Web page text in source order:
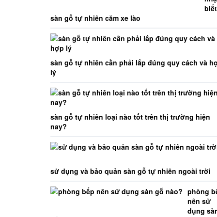
biết
sàn gỗ tự nhiên căm xe lào
sàn gỗ tự nhiên cần phải lắp đúng quy cách và
lý
sàn gỗ tự nhiên loại nào tốt trên thị trường hiện
nay?
sử dụng và bảo quản sàn gỗ tự nhiên ngoài trời
phòng
nên sử
dụng